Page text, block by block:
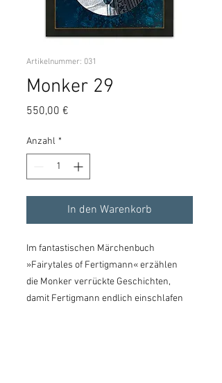
Artikelnummer: 031
Monker 29
550,00 €
Anzahl *
In den Warenkorb
Im fantastischen Märchenbuch
»Fairytales of Fertigmann« erzählen
die Monker verrückte Geschichten,
damit Fertigmann endlich einschlafen